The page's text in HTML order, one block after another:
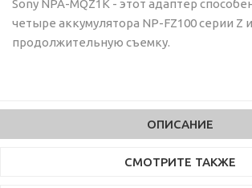
Sony NPA-MQZ1K - этот адаптер
четыре аккумулятора NP-FZ100 серии Z
продолжительную съемку.
ОПИСАНИЕ
СМОТРИТЕ ТАКЖЕ